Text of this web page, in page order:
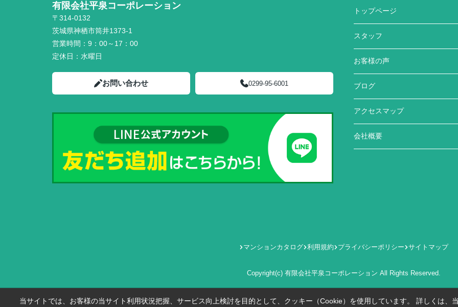
有限会社平泉コーポレーション
〒314-0132
茨城県神栖市筒井1373-1
営業時間： 9：00～17：00
定休日： 水曜日
お問い合わせ 0299-95-6001
トップページ
スタッフ
お客様の声
ブログ
アクセスマップ
会社概要
マンションカタログ 利用規約 プライバシーポリシー サイトマップ
Copyright(c) 有限会社平泉コーポレーション All Rights Reserved.
当サイトでは、お客様の当サイト利用状況把握、サービス向上検討を目的として、クッキー（Cookie）を使用しています。 詳しくは、